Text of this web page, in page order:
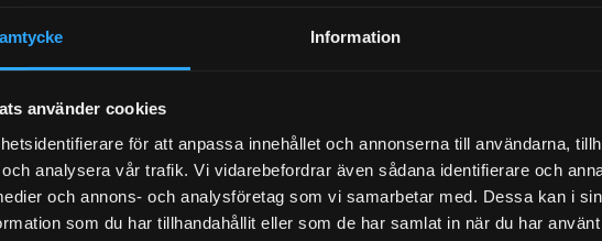
Information
använder cookies
för att anpassa innehållet och annonserna till användarna,
analysera vår trafik. Vi vidarebefordrar även sådana identifierare och
och annons- och analysföretag som vi samarbetar med. Dessa kan i
som du har tillhandahållit eller som de har samlat in när du har